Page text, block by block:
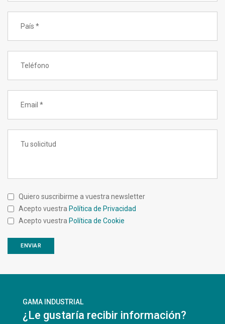
Quiero suscribirme a vuestra newsletter
Acepto vuestra Política de Privacidad
Acepto vuestra Política de Cookie
GAMA INDUSTRIAL
¿Le gustaría recibir información?